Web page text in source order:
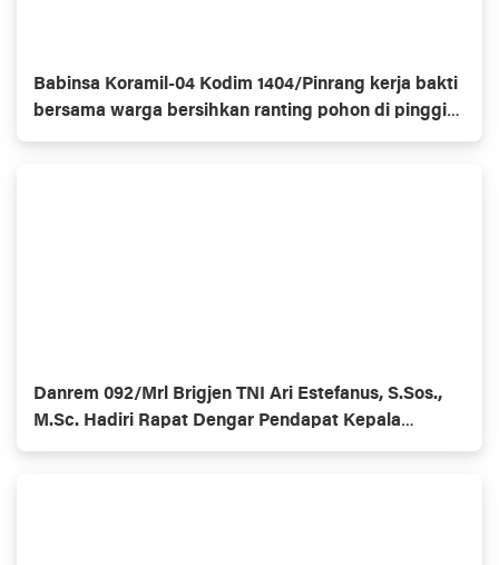
Babinsa Koramil-04 Kodim 1404/Pinrang kerja bakti
bersama warga bersihkan ranting pohon di pinggir
jalan
Danrem 092/Mrl Brigjen TNI Ari Estefanus, S.Sos.,
M.Sc. Hadiri Rapat Dengar Pendapat Kepala
Daerah Se-Provinsi Kalimantan Utara